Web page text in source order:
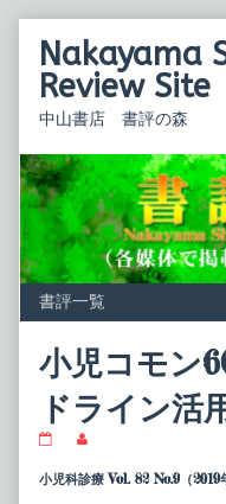
contentNakayama
Review Site
中山書店 書評の森
小児コモン
ドライン活
コ
モ
posts
by
小児科診療 Vol. 82 No.9（2019